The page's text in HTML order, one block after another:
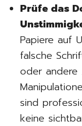
Prüfe das
Papiere auf
falsche
oder andere
sind
keine